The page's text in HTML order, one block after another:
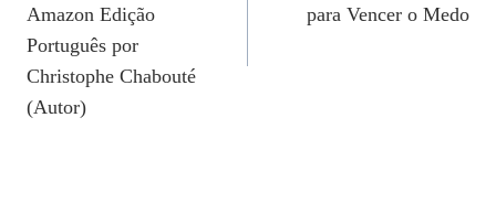
Post
Amazon Edição
Português por
Christophe Chabouté
(Autor)
para Vencer o Medo